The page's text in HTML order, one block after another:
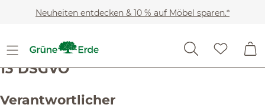
Zum Hauptinhalt springen
Neuheiten entdecken & 10 % auf Möbel sparen.*
Datenschutzinformationen gem. Art.
13 DSGVO
Verantwortlicher